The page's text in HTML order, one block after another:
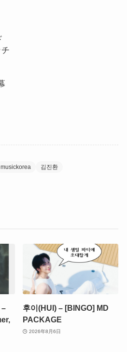
musickorea 김진환
–
후이(HUI) – [BINGO] MD
PACKAGE
2026年8月6日